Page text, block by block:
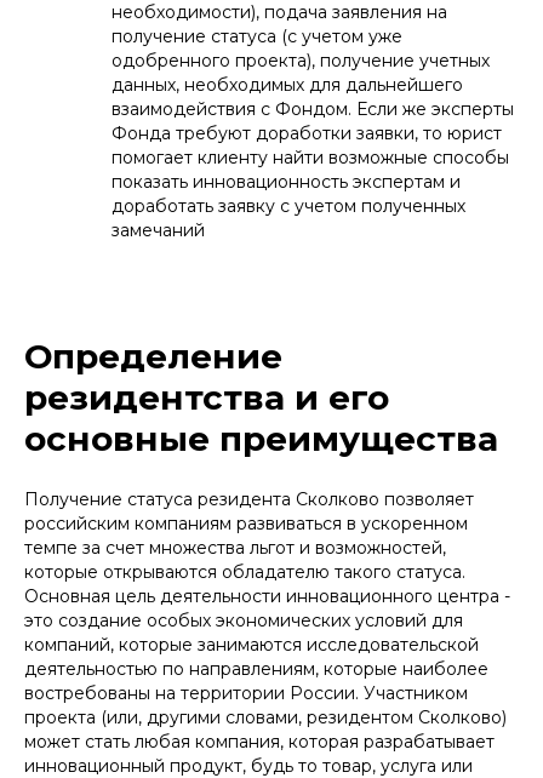
необходимости), подача заявления на
получение статуса (с учетом уже
одобренного проекта), получение учетных
данных, необходимых для дальнейшего
взаимодействия с Фондом. Если же эксперты
Фонда требуют доработки заявки, то юрист
помогает клиенту найти возможные способы
показать инновационность экспертам и
доработать заявку с учетом полученных
замечаний
Определение
резидентства и его
основные преимущества
Получение статуса резидента Сколково позволяет
российским компаниям развиваться в ускоренном
темпе за счет множества льгот и возможностей,
которые открываются обладателю такого статуса.
Основная цель деятельности инновационного центра -
это создание особых экономических условий для
компаний, которые занимаются исследовательской
деятельностью по направлениям, которые наиболее
востребованы на территории России. Участником
проекта (или, другими словами, резидентом Сколково)
может стать любая компания, которая разрабатывает
инновационный продукт, будь то товар, услуга или